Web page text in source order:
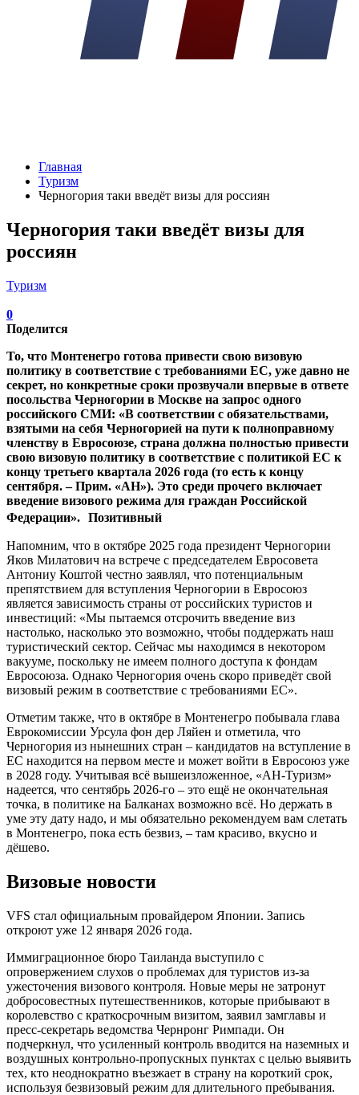
Главная
Туризм
Черногория таки введёт визы для россиян
Черногория таки введёт визы для
россиян
Туризм
0
Поделится
То, что Монтенегро готова привести свою визовую
политику в соответствие с требованиями ЕС, уже давно не
секрет, но конкретные сроки прозвучали впервые в ответе
посольства Черногории в Москве на запрос одного
российского СМИ: «В соответствии с обязательствами,
взятыми на себя Черногорией на пути к полноправному
членству в Евросоюзе, страна должна полностью привести
свою визовую политику в соответствие с политикой ЕС к
концу третьего квартала 2026 года (то есть к концу
сентября. – Прим. «АН»). Это среди прочего включает
введение визового режима для граждан Российской
Федерации». Позитивный
Напомним, что в октябре 2025 года президент Черногории
Яков Милатович на встрече с председателем Евросовета
Антониу Коштой честно заявлял, что потенциальным
препятствием для вступления Черногории в Евросоюз
является зависимость страны от российских туристов и
инвестиций: «Мы пытаемся отсрочить введение виз
настолько, насколько это возможно, чтобы поддержать наш
туристический сектор. Сейчас мы находимся в некотором
вакууме, поскольку не имеем полного доступа к фондам
Евросоюза. Однако Черногория очень скоро приведёт свой
визовый режим в соответствие с требованиями ЕС».
Отметим также, что в октябре в Монтенегро побывала глава
Еврокомиссии Урсула фон дер Ляйен и отметила, что
Черногория из нынешних стран – кандидатов на вступление в
ЕС находится на первом месте и может войти в Евросоюз уже
в 2028 году. Учитывая всё вышеизложенное, «АН-Туризм»
надеется, что сентябрь 2026-го – это ещё не окончательная
точка, в политике на Балканах возможно всё. Но держать в
уме эту дату надо, и мы обязательно рекомендуем вам слетать
в Монтенегро, пока есть безвиз, – там красиво, вкусно и
дёшево.
Визовые новости
VFS стал официальным провайдером Японии. Запись
откроют уже 12 января 2026 года.
Иммиграционное бюро Таиланда выступило с
опровержением слухов о проблемах для туристов из-за
ужесточения визового контроля. Новые меры не затронут
добросовестных путешественников, которые прибывают в
королевство с краткосрочным визитом, заявил замглавы и
пресс-секретарь ведомства Чернронг Римпади. Он
подчеркнул, что усиленный контроль вводится на наземных и
воздушных контрольно-пропускных пунктах с целью выявить
тех, кто неоднократно въезжает в страну на короткий срок,
используя безвизовый режим для длительного пребывания.